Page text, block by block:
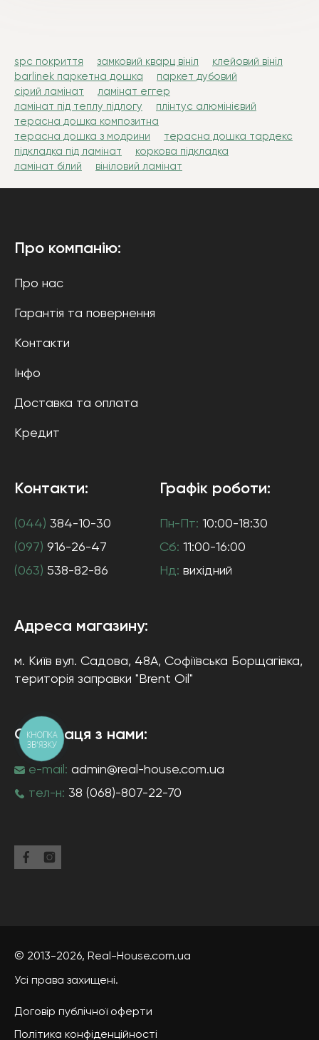
spc покриття замковий кварц вініл
клейовий вініл
barlinek паркетна дошка
паркет дубовий
сірий ламінат
ламінат еггер
ламінат під теплу підлогу
плінтус алюмінієвий
терасна дошка композитна
терасна дошка з модрини
терасна дошка тардекс
підкладка під ламінат
коркова підкладка
ламінат білий
вініловий ламінат
Про компанію:
Про нас
Гарантія та повернення
Контакти
Інфо
Доставка та оплата
Кредит
Контакти:
(044) 384-10-30
(097) 916-26-47
(063) 538-82-86
Графік роботи:
Пн-Пт: 10:00-18:30
Сб: 11:00-16:00
Нд: вихідний
Адреса магазину:
м. Київ вул. Садова, 48А, Софіївська Борщагівка,
територія заправки "Brent Oil"
Співпраця з нами:
e-mail: admin@real-house.com.ua
тел-н: 38 (068)-807-22-70
© 2013-2026, Real-House.com.ua
Усі права захищені.
Договір публічної оферти
Політика конфіденційності
КНОПКА
ЗВ'ЯЗКУ